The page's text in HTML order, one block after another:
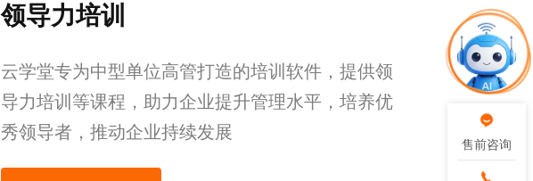
售前咨询
领导力培训
云学堂专为中型单位高管打造的培训软件，提供领
导力培训等课程，助力企业提升管理水平，培养优
秀领导者，推动企业持续发展
售前咨询